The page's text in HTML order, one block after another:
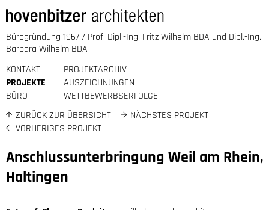
Bürogründung 1967 / Prof. Dipl.-Ing. Fritz Wilhelm BDA und Dipl.-Ing.
Barbara Wilhelm BDA
KONTAKT
PROJEKTE
BÜRO
PROJEKTARCHIV
AUSZEICHNUNGEN
WETTBEWERBSERFOLGE
ZURÜCK ZUR ÜBERSICHT
NÄCHSTES PROJEKT
VORHERIGES PROJEKT
Anschlussunterbringung Weil am Rhein,
Haltingen